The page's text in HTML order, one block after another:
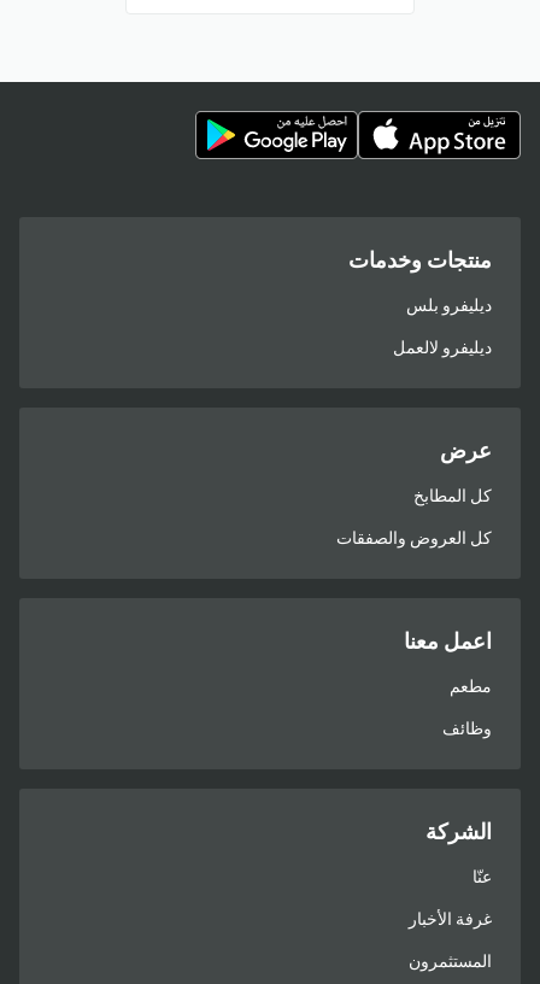
منتجات وخدمات
ديليفرو بلس
ديليفرو لالعمل
عرض
كل المطابخ
كل العروض والصفقات
اعمل معنا
مطعم
وظائف
الشركة
عنّا
غرفة الأخبار
المستثمرون